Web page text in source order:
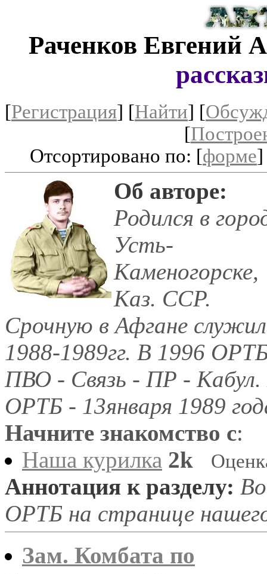
Раченков Евгений
[Регистрация] [Найти] [
[
Отсортировано по: [форме
Об авторе:
Родился в
Усть-
Каменогорске,
Каз. ССР.
Срочную в Афгане
1988-1989гг. В 1996
ПВО - Связь - ПР - Кабул.
ОРТБ - 13января 1989
Начните знакомство с:
Наша курилка 2k
Аннотация к разделу:
ОРТБ на странице
Зам. Комбата по